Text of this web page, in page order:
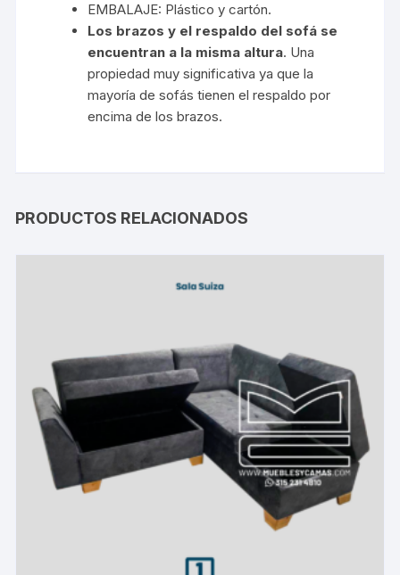
EMBALAJE: Plástico y cartón.
Los brazos y el respaldo del sofá se
encuentran a la misma altura. Una
propiedad muy significativa ya que la
mayoría de sofás tienen el respaldo por
encima de los brazos.
PRODUCTOS RELACIONADOS